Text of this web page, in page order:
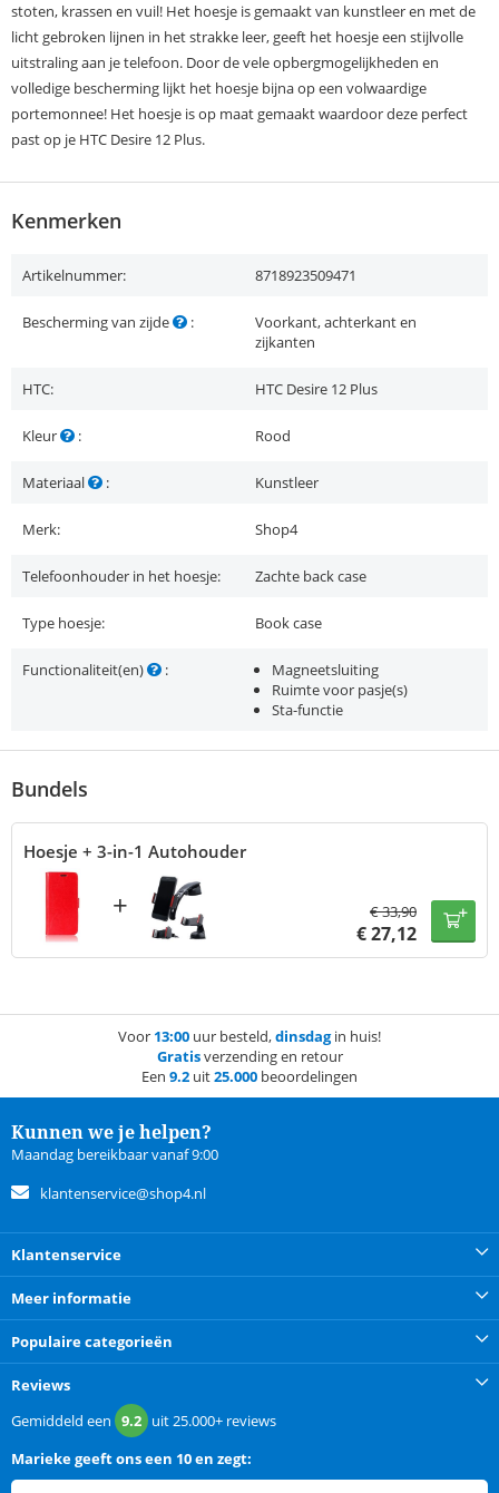
stoten, krassen en vuil! Het hoesje is gemaakt van kunstleer en met de
licht gebroken lijnen in het strakke leer, geeft het hoesje een stijlvolle
uitstraling aan je telefoon. Door de vele opbergmogelijkheden en
volledige bescherming lijkt het hoesje bijna op een volwaardige
portemonnee! Het hoesje is op maat gemaakt waardoor deze perfect
past op je HTC Desire 12 Plus.
Kenmerken
Artikelnummer: 8718923509471
Bescherming van zijde :
Voorkant, achterkant en
zijkanten
HTC: HTC Desire 12 Plus
Kleur : Rood
Materiaal : Kunstleer
Merk: Shop4
Telefoonhouder in het hoesje: Zachte back case
Type hoesje: Book case
Functionaliteit(en) :
Magneetsluiting
Ruimte voor pasje(s)
Sta-functie
Bundels
Hoesje + 3-in-1 Autohouder
+ €33,90
€27,12
Voor 13:00 uur besteld,dinsdagin huis!
Gratisverzending en retour
Een 9.2 uit25.000 beoordelingen
Kunnen we je helpen?
Maandag bereikbaar vanaf 9:00
klantenservice@shop4.nl
Klantenservice
Meer informatie
Populaire categorieën
Reviews
Gemiddeld een 9.2 uit25.000+ reviews
Mariekegeeft ons een 10 en zegt: